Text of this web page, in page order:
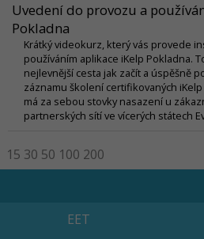
Uvedení do provozu a
Pokladna
Krátký videokurz, který vás provede
používáním aplikace iKelp Pokladna.
nejlevnější cesta jak začít a úspěšně
záznamu školení certifikovaných
má za sebou stovky nasazení u
partnerských sítí ve vícerých státech
15 30 50 100 200
EET